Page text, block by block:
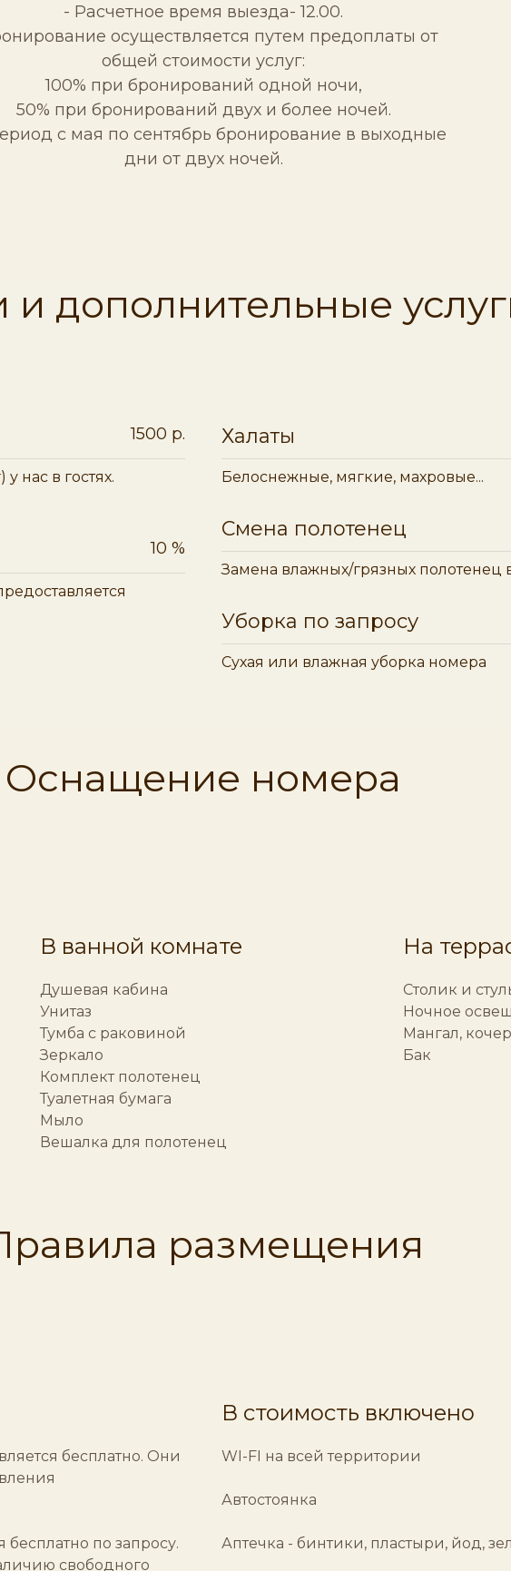
- Расчетное время выезда- 12.00.
осуществляется путем предоплаты от
общей стоимости услуг:
100% при бронирований одной ночи,
50% при бронирований двух и более ночей.
с мая по сентябрь бронирование в выходные
дни от двух ночей.
дополнительные
1500 р.
нас в гостях.
10 %
Халаты
Белоснежные, мягкие, махровые...
Смена полотенец
Замена влажных/грязных полотенец
Уборка по запросу
Сухая или влажная уборка номера
Оснащение номера
В ванной комнате
Душевая кабина
Унитаз
Тумба с раковиной
Зеркало
Комплект полотенец
Туалетная бумага
Мыло
Вешалка для полотенец
На
Столик и
Ночное
Мангал,
Бак
размещения
бесплатно. Они
по запросу.
свободного
В стоимость включено
WI-FI на всей территории
Автостоянка
Аптечка - бинтики, пластыри, йод,